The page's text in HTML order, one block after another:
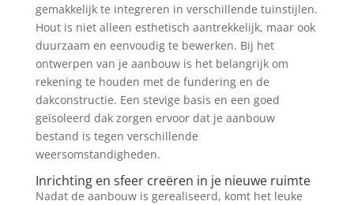
gemakkelijk te integreren in verschillende tuinstijlen.
Hout is niet alleen esthetisch aantrekkelijk, maar ook
duurzaam en eenvoudig te bewerken. Bij het
ontwerpen van je aanbouw is het belangrijk om
rekening te houden met de fundering en de
dakconstructie. Een stevige basis en een goed
geïsoleerd dak zorgen ervoor dat je aanbouw
bestand is tegen verschillende
weersomstandigheden.
Inrichting en sfeer creëren in je nieuwe ruimte
Nadat de aanbouw is gerealiseerd, komt het leuke